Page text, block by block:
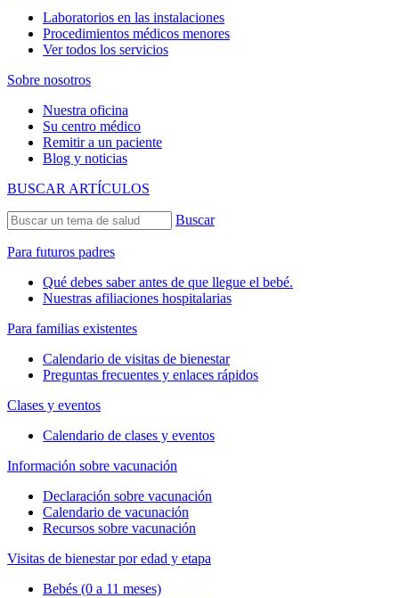
Laboratorios en las instalaciones
Procedimientos médicos menores
Ver todos los servicios
Sobre nosotros
Nuestra oficina
Su centro médico
Remitir a un paciente
Blog y noticias
BUSCAR ARTÍCULOS
Buscar
Para futuros padres
Qué debes saber antes de que llegue el bebé.
Nuestras afiliaciones hospitalarias
Para familias existentes
Calendario de visitas de bienestar
Preguntas frecuentes y enlaces rápidos
Clases y eventos
Calendario de clases y eventos
Información sobre vacunación
Declaración sobre vacunación
Calendario de vacunación
Recursos sobre vacunación
Visitas de bienestar por edad y etapa
Bebés (0 a 11 meses)